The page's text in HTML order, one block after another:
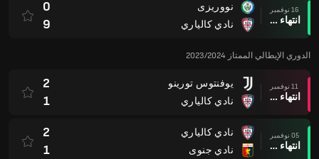
16 نوفمبر
انتهاء وقت المباراة
نووريزى
نادي كالياري
0
9
الدوري الإيطالي الممتاز 2023/2024
11 نوفمبر
انتهاء وقت المباراة
يوفنتوس تورينو
نادي كالياري
2
1
05 نوفمبر
انتهاء وقت المباراة
نادي كالياري
نادي جنوى
2
1